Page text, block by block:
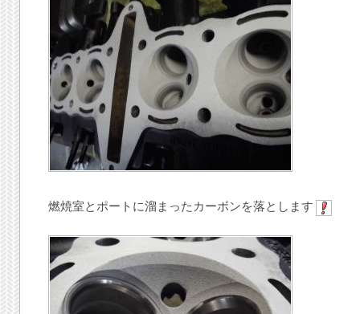
燃焼室とポートに溜まったカーボンを落とします